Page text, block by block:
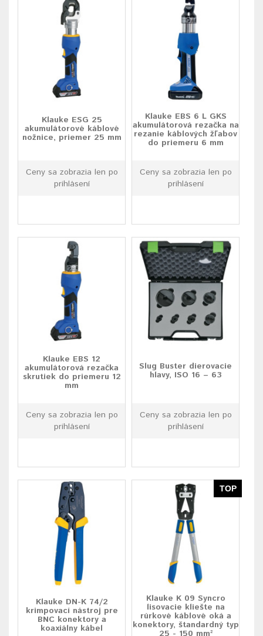
Klauke ESG 25
akumulátorové káblové
nožnice, priemer 25 mm
Ceny sa zobrazia len po
prihlásení
Klauke EBS 6 L GKS
akumulátorová rezačka na
rezanie káblových žľabov
do priemeru 6 mm
Ceny sa zobrazia len po
prihlásení
Klauke EBS 12
akumulátorová rezačka
skrutiek do priemeru 12
mm
Ceny sa zobrazia len po
prihlásení
Slug Buster dierovacie
hlavy, ISO 16 – 63
Ceny sa zobrazia len po
prihlásení
Klauke DN-K 74/2
krimpovací nástroj pre
BNC konektory a
koaxiálny kábel
TOP
Klauke K 09 Syncro
lisovacie kliešte na
rúrkové káblové oká a
konektory, štandardný typ
25 - 150 mm²